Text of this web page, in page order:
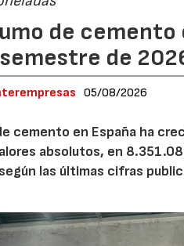
de cemento
de
05/08/2026
cemento en España ha
absolutos, en
las últimas cifras